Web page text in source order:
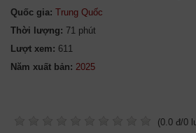
Quốc gia: Trung Quốc
Thời lượng: 71 phút
Lượt xem: 611
Năm xuất bản:
(0.0 đ/0